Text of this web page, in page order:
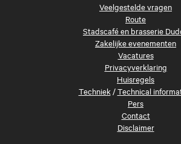
Veelgestelde vragen
Route
Stadscafé en brasserie
Zakelijke evenementen
Vacatures
Privacyverklaring
Huisregels
Techniek/Technical
Pers
Contact
Disclaimer